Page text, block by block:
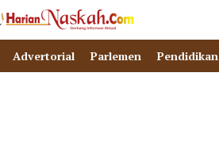
Advertorial Parlemen Pendidikan